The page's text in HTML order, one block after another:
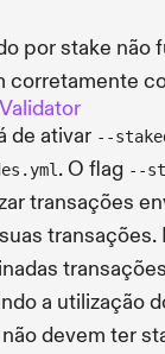
por stake não
corretamente
de ativar --
. O flag --
transações
a utilização
devem ter